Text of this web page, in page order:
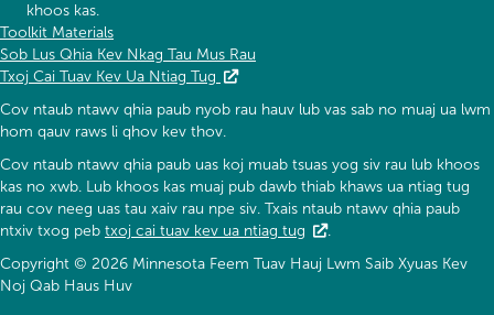
Toolkit Materials
Sob Lus Qhia Kev Nkag Tau Mus Rau
Txoj Cai Tuav Kev Ua Ntiag Tug
Cov ntaub ntawv qhia paub nyob rau hauv lub vas sab no muaj ua lwm
hom qauv raws li qhov kev thov.
Cov ntaub ntawv qhia paub uas koj muab tsuas yog siv rau lub khoos
kas no xwb. Lub khoos kas muaj pub dawb thiab khaws ua ntiag tug
rau cov neeg uas tau xaiv rau npe siv. Txais ntaub ntawv qhia paub
ntxiv txog peb txoj cai tuav kev ua ntiag tug
.
Copyright © 2026 Minnesota Feem Tuav Hauj Lwm Saib Xyuas Kev
Noj Qab Haus Huv
khoos kas.